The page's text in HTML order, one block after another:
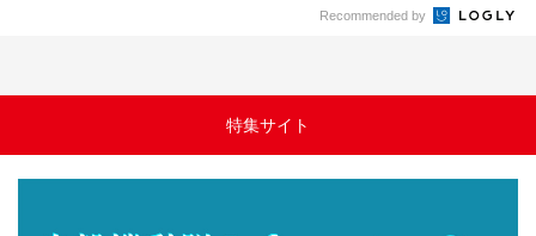
Recommended by
特集サイト